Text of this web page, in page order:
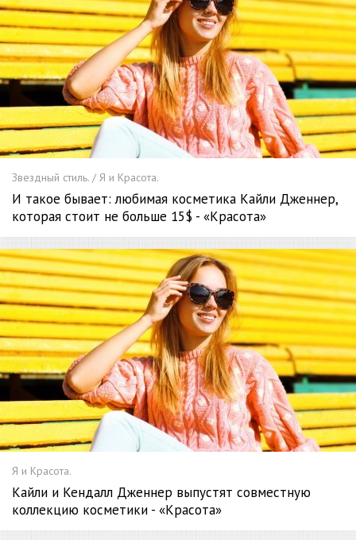
Звездный стиль. / Я и Красота.
И такое бывает: любимая косметика Кайли Дженнер,
которая стоит не больше 15$ - «Красота»
Я и Красота.
Кайли и Кендалл Дженнер выпустят совместную
коллекцию косметики - «Красота»